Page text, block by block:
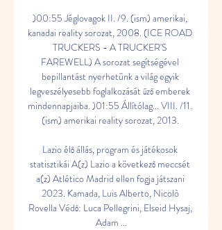
)00:55 Jéglovagok II. /9. (ism) amerikai,
kanadai reality sorozat, 2008. (ICE ROAD
TRUCKERS - A TRUCKER'S
FAREWELL) A sorozat segítségével
bepillantást nyerhetünk a világ egyik
legveszélyesebb foglalkozását űző emberek
mindennapjaiba. )01:55 Állítólag... VIII. /11.
(ism) amerikai reality sorozat, 2013.
Lazio élő állás, program és játékosok
statisztikái A(z) Lazio a következő meccsét
a(z) Atlético Madrid ellen fogja játszani
2023. Kamada, Luis Alberto, Nicolò
Rovella Védő: Luca Pellegrini, Elseid Hysaj,
Adam ...